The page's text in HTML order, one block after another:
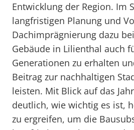
Entwicklung der Region. Im
langfristigen Planung und
Dachimprägnierung dazu
Gebäude in Lilienthal auch
Generationen zu erhalten
Beitrag zur nachhaltigen
leisten. Mit Blick auf das
deutlich, wie wichtig es ist,
zu ergreifen, um die